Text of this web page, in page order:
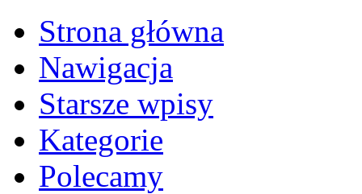
Strona główna
Nawigacja
Starsze wpisy
Kategorie
Polecamy